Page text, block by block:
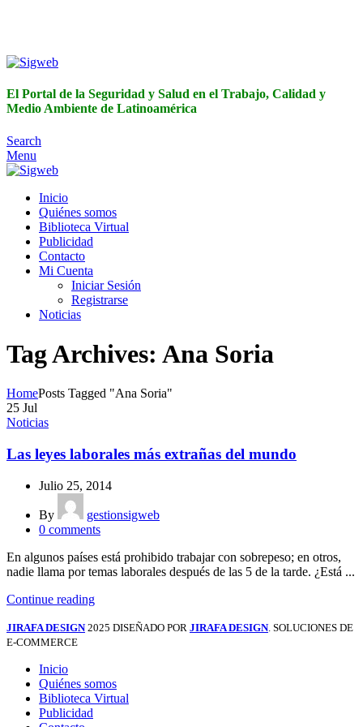
El Portal de la Seguridad y Salud en el Trabajo, Calidad y
Medio Ambiente de Latinoamérica
Search
Menu
Inicio
Quiénes somos
Biblioteca Virtual
Publicidad
Contacto
Mi Cuenta
Iniciar Sesión
Registrarse
Noticias
Tag Archives: Ana Soria
HomePosts Tagged "Ana Soria"
25 Jul
Noticias
Las leyes laborales más extrañas del mundo
Julio 25, 2014
By
gestionsigweb
0 comments
En algunos países está prohibido trabajar con sobrepeso; en otros,
nadie llama por temas laborales después de las 5 de la tarde. ¿Está ...
Continue reading
JIRAFA DESIGN 2025 DISEÑADO POR JIRAFA DESIGN. SOLUCIONES DE
E-COMMERCE
Inicio
Quiénes somos
Biblioteca Virtual
Publicidad